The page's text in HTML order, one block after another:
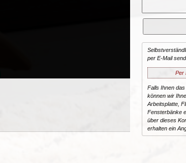
per E-Mail
Per
Falls Ihnen
können wir
Arbeitsplatte,
Fensterbänke
über dieses
erhalten ein